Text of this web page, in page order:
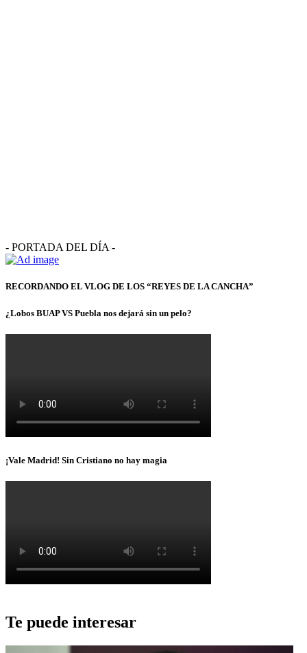
- PORTADA DEL DÍA -
RECORDANDO EL VLOG DE LOS “REYES DE LA CANCHA”
¿Lobos BUAP VS Puebla nos dejará sin un pelo?
¡Vale Madrid! Sin Cristiano no hay magia
Te puede interesar